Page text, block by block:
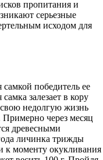
пропитания и
серьезные
исходом для
победитель ее
залезает в кору
свою недолгую жизнь
через месяц
древесными
личинка трижды
к моменту окукливания